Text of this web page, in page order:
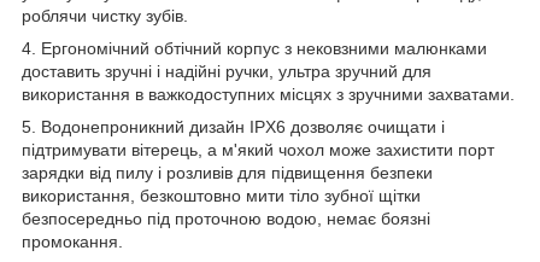
роблячи чистку зубів.
4. Ергономічний обтічний корпус з нековзними малюнками
доставить зручні і надійні ручки, ультра зручний для
використання в важкодоступних місцях з зручними захватами.
5. Водонепроникний дизайн IPX6 дозволяє очищати і
підтримувати вітерець, а м'який чохол може захистити порт
зарядки від пилу і розливів для підвищення безпеки
використання, безкоштовно мити тіло зубної щітки
безпосередньо під проточною водою, немає боязні
промокання.